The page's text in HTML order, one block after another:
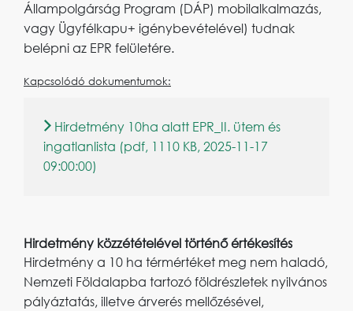
Állampolgárság Program (DÁP) mobilalkalmazás,
vagy Ügyfélkapu+ igénybevételével) tudnak
belépni az EPR felületére.
Kapcsolódó dokumentumok:
Hirdetmény 10ha alatt EPR_II. ütem és
ingatlanlista (pdf, 1110 KB, 2025-11-17
09:00:00)
Hirdetmény közzétételével történő értékesítés
Hirdetmény a 10 ha térmértéket meg nem haladó,
Nemzeti Földalapba tartozó földrészletek nyilvános
pályáztatás, illetve árverés mellőzésével,